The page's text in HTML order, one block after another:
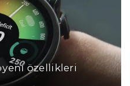
yeni özellikleri